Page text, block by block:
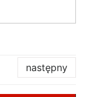
następny